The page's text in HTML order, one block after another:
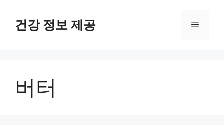
건강 정보 제공 메
버터